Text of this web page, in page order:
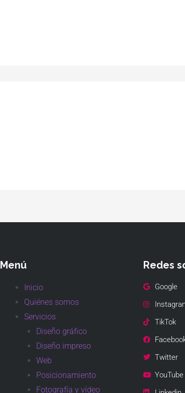
Menú
Inicio
Quiénes somos
Servicios
Diseño gráfico
Diseño impreso
Web
Posicionamiento
Fotografía y vídeo
Redes
Google
TikTok
Twitter
YouTube